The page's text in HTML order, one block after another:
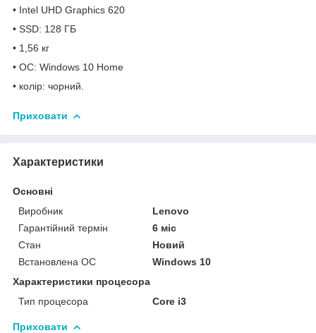
• Intel UHD Graphics 620
• SSD: 128 ГБ
• 1,56 кг
• ОС: Windows 10 Home
• колір: чорний.
Приховати
Характеристики
Основні
Виробник
Lenovo
Гарантійний термін
6 міс
Стан
Новий
Встановлена ОС
Windows 10
Характеристики процесора
Тип процесора
Core i3
Приховати